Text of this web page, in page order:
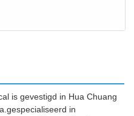
is gevestigd in Hua Chuang
in